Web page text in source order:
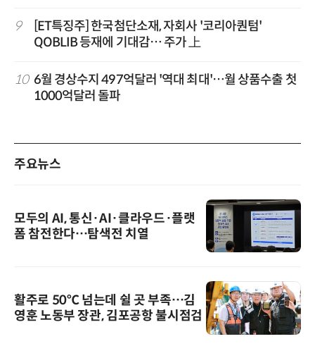
9
[ET특징주] 한국첨단소재, 자회사 '코리아퀀텀'
QOBLIB 등재에 기대감… 주가 上
10 6월 경상수지 497억달러 '역대 최대'…월 상품수출 첫
1000억달러 돌파
주요뉴스
모두의 AI, 통신·AI·클라우드·플랫
폼 참전한다…탐색전 치열
활주로 50℃ 넘는데 쉴 곳 부족…김
영훈 노동부 장관, 김포공항 불시점검